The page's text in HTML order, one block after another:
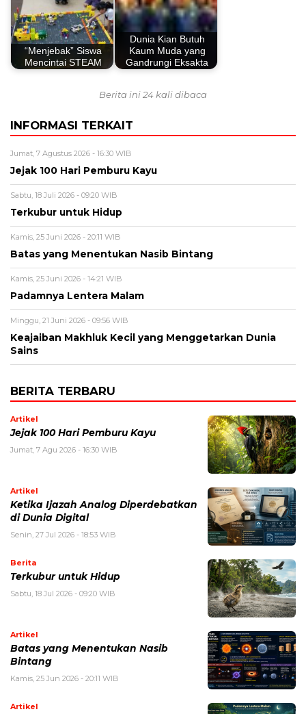
“Menjebak” Siswa
Mencintai STEAM
Dunia Kian Butuh
Kaum Muda yang
Gandrungi Eksakta
Berita ini 24 kali dibaca
INFORMASI TERKAIT
Jumat, 7 Agustus 2026 - 16:30 WIB
Jejak 100 Hari Pemburu Kayu
Sabtu, 18 Juli 2026 - 09:20 WIB
Terkubur untuk Hidup
Kamis, 25 Juni 2026 - 20:11 WIB
Batas yang Menentukan Nasib Bintang
Kamis, 25 Juni 2026 - 14:21 WIB
Padamnya Lentera Malam
Minggu, 21 Juni 2026 - 09:56 WIB
Keajaiban Makhluk Kecil yang Menggetarkan Dunia
Sains
BERITA TERBARU
Artikel
Jejak 100 Hari Pemburu Kayu
Jumat, 7 Agu 2026 - 16:30 WIB
Artikel
Ketika Ijazah Analog Diperdebatkan
di Dunia Digital
Senin, 27 Jul 2026 - 18:53 WIB
Berita
Terkubur untuk Hidup
Sabtu, 18 Jul 2026 - 09:20 WIB
Artikel
Batas yang Menentukan Nasib
Bintang
Kamis, 25 Jun 2026 - 20:11 WIB
Artikel